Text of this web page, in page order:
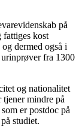
på
fattiges kost
dermed også i
fra 1300
og nationalitet
tjener mindre på
er postdoc på
studiet.